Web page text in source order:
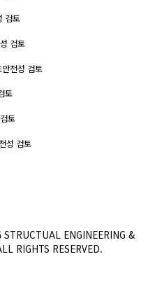
검토
검토
전성 검토
토
토
성 검토
STRUCTUAL ENGINEERING &
RIGHTS RESERVED.